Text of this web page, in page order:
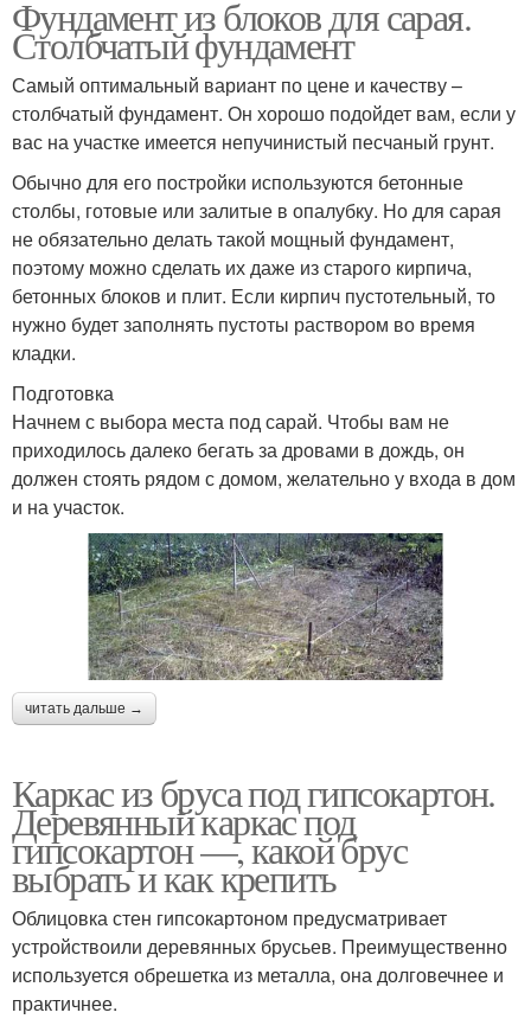
Фундамент из блоков для сарая.
Столбчатый фундамент
Самый оптимальный вариант по цене и качеству –
столбчатый фундамент. Он хорошо подойдет вам, если у
вас на участке имеется непучинистый песчаный грунт.
Обычно для его постройки используются бетонные
столбы, готовые или залитые в опалубку. Но для сарая
не обязательно делать такой мощный фундамент,
поэтому можно сделать их даже из старого кирпича,
бетонных блоков и плит. Если кирпич пустотельный, то
нужно будет заполнять пустоты раствором во время
кладки.
Подготовка
Начнем с выбора места под сарай. Чтобы вам не
приходилось далеко бегать за дровами в дождь, он
должен стоять рядом с домом, желательно у входа в дом
и на участок.
читать дальше →
Каркас из бруса под гипсокартон.
Деревянный каркас под
гипсокартон —, какой брус
выбрать и как крепить
Облицовка стен гипсокартоном предусматривает
устройствоили деревянных брусьев. Преимущественно
используется обрешетка из металла, она долговечнее и
практичнее.